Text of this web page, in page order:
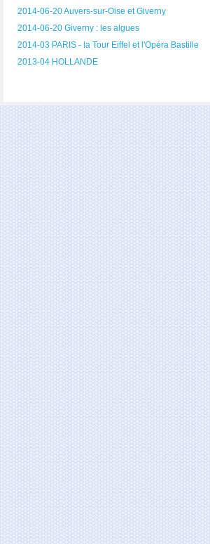
2014-06-20 Auvers-sur-Oise et Giverny
2014-06-20 Giverny : les algues
2014-03 PARIS - la Tour Eiffel et l'Opéra Bastille
2013-04 HOLLANDE